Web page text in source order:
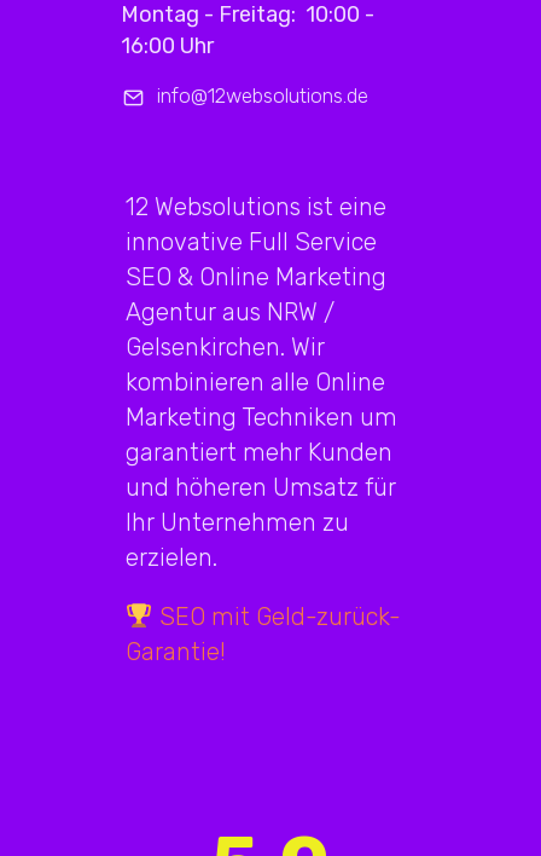
Montag - Freitag: 10:00 -
16:00 Uhr
info@12websolutions.de
12 Websolutions ist eine
innovative Full Service
SEO & Online Marketing
Agentur aus NRW /
Gelsenkirchen. Wir
kombinieren alle Online
Marketing Techniken um
garantiert mehr Kunden
und höheren Umsatz für
Ihr Unternehmen zu
erzielen.
SEO mit Geld-zurück-
Garantie!